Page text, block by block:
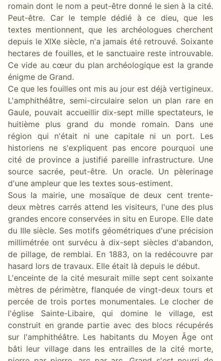
romain dont le nom a peut-être donné le sien à la cité.
Peut-être. Car le temple dédié à ce dieu, que les
textes mentionnent, que les archéologues cherchent
depuis le XIXe siècle, n'a jamais été retrouvé. Soixante
hectares de fouilles, et le sanctuaire reste introuvable.
Ce vide au cœur du plan archéologique est la grande
énigme de Grand.
Ce que les fouilles ont mis au jour est déjà vertigineux.
L'amphithéâtre, semi-circulaire selon un plan rare en
Gaule, pouvait accueillir dix-sept mille spectateurs, le
huitième plus grand du monde romain. Dans une
région qui n'était ni une capitale ni un port. Les
historiens ne s'expliquent pas encore pourquoi une
cité de province a justifié pareille infrastructure. Une
source sacrée, peut-être. Un oracle. Un pèlerinage
d'une ampleur que les textes sous-estiment.
Sous la mairie, une mosaïque de deux cent trente-
deux mètres carrés attend les visiteurs, l'une des plus
grandes encore conservées in situ en Europe. Elle date
du IIIe siècle. Ses motifs géométriques d'une précision
millimétrée ont survécu à dix-sept siècles d'abandon,
de pillage, de remblai. En 1883, on la redécouvre par
hasard lors de travaux. Elle était là depuis le début.
L'enceinte de la cité mesurait mille sept cent soixante
mètres de périmètre, flanquée de vingt-deux tours et
percée de trois portes monumentales. Le clocher de
l'église Sainte-Libaire, qui domine le village, est
construit en grande partie avec des blocs récupérés
sur l'amphithéâtre. Les habitants du Moyen Âge ont
bâti leur village dans les entrailles de la cité morte,